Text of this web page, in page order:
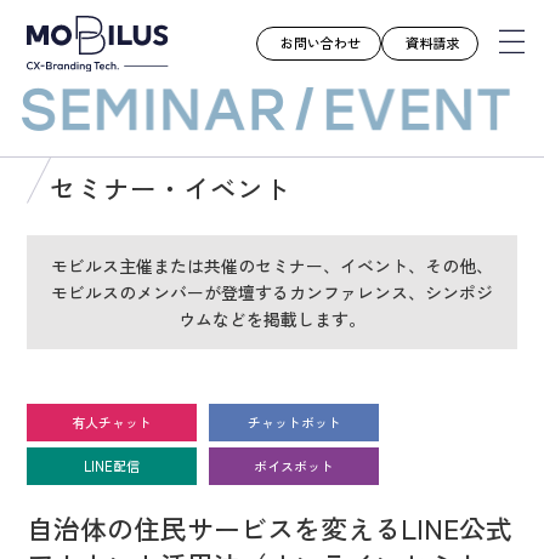
モビルスとは
導入事例
ユースケース
お知らせ
お役立ち資料
会社案内
採用情報
お問い合わせ 資料請求
セミナー・イベント
モビルス主催または共催のセミナー、イベント、その他、
モビルスのメンバーが登壇するカンファレンス、シンポジ
ウムなどを掲載します。
有人チャット チャットボット
LINE配信 ボイスボット
自治体の住民サービスを変えるLINE公式